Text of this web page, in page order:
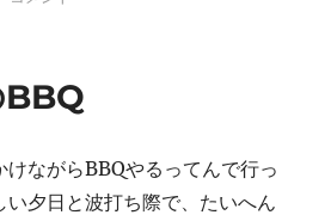
BBQ
けながらBBQやるってんで行っ
い夕日と波打ち際で、たいへん